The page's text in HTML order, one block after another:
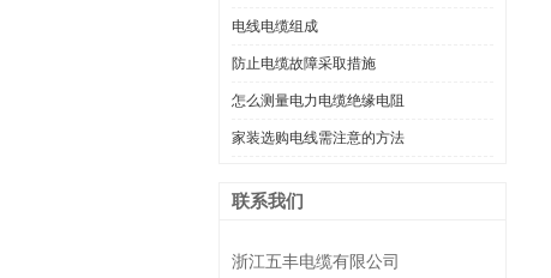
电线电缆组成
防止电缆故障采取措施
怎么测量电力电缆绝缘电阻
家装选购电线需注意的方法
联系我们
浙江五丰电缆有限公司